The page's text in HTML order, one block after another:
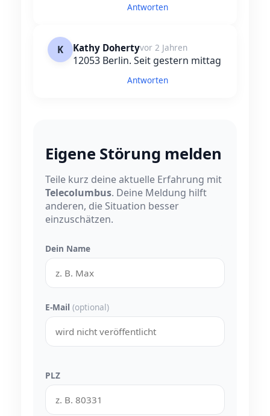
Antworten
K Kathy Dohertyvor 2 Jahren
12053 Berlin. Seit gestern mittag
Antworten
Eigene Störung melden
Teile kurz deine aktuelle Erfahrung mit
Telecolumbus. Deine Meldung hilft
anderen, die Situation besser
einzuschätzen.
Dein Name
E-Mail (optional)
PLZ